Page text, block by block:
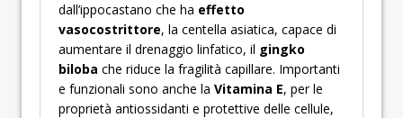
dall’ippocastano che ha effetto
vasocostrittore, la centella asiatica, capace di
aumentare il drenaggio linfatico, il gingko
biloba che riduce la fragilità capillare. Importanti
e funzionali sono anche la Vitamina E, per le
proprietà antiossidanti e protettive delle cellule,